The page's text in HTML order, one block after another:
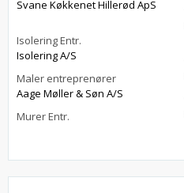
Svane Køkkenet Hillerød ApS
Isolering Entr.
Isolering A/S
Maler entreprenører
Aage Møller & Søn A/S
Murer Entr.